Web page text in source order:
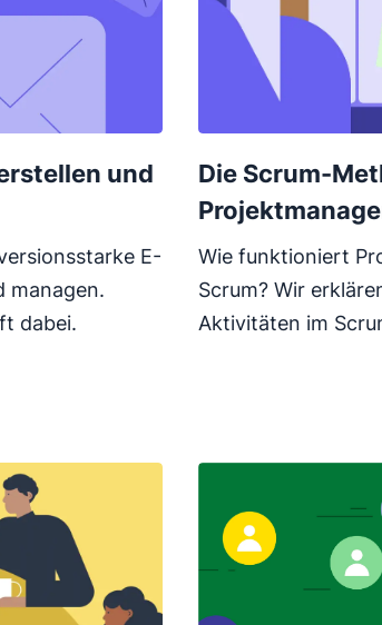
und
E-
managen.
dabei.
Die Scrum-
Wie funktioniert
Scrum? Wir
Aktivitäten im